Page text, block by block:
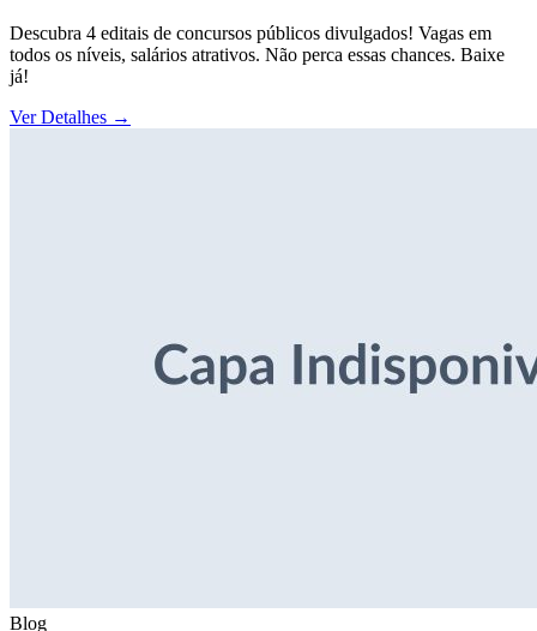
Descubra 4 editais de concursos públicos divulgados! Vagas em
todos os níveis, salários atrativos. Não perca essas chances. Baixe
já!
Ver Detalhes →
Blog